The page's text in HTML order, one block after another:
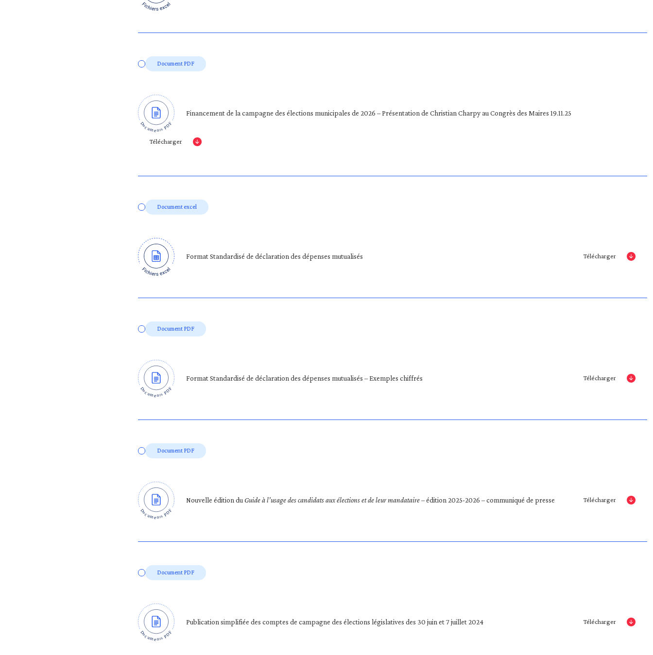
Document PDF
Financement de la campagne des élections municipales de 2026 – Présentation de Christian Charpy au Congrès des Maires 19.11.25
Télécharger
Document excel
Format Standardisé de déclaration des dépenses mutualisés Télécharger
Document PDF
Format Standardisé de déclaration des dépenses mutualisés – Exemples chiffrés Télécharger
Document PDF
Nouvelle édition du Guide à l’usage des candidats aux élections et de leur mandataire– édition 2025-2026 – communiqué de presse Télécharger
Document PDF
Publication simplifiée des comptes de campagne des élections législatives des 30 juin et 7 juillet 2024 Télécharger